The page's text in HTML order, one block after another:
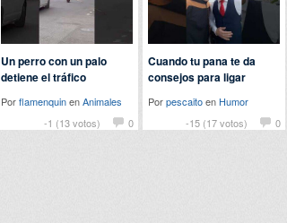
-1 (13 votos) 0
Un perro con un palo
detiene el tráfico
PorflamenquinenAnimales
-15 (17 votos)
0
Cuando tu pana te da
consejos para ligar
Porpescaitoen Humor